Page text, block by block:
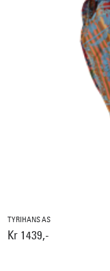
TYRIHANS AS
Kr 1439,-